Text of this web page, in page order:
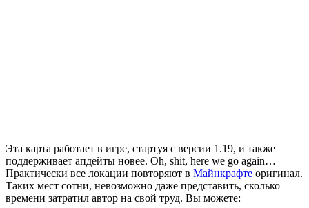
Эта карта работает в игре, стартуя с версии 1.19, и также
поддерживает апдейты новее. Oh, shit, here we go again…
Практически все локации повторяют в Майнкрафте оригинал.
Таких мест сотни, невозможно даже представить, сколько
времени затратил автор на свой труд. Вы можете: